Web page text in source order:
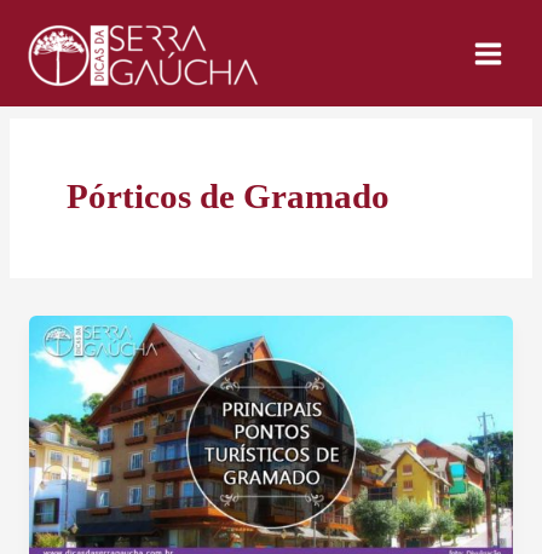
para
conteúdo
Pórticos de Gramado